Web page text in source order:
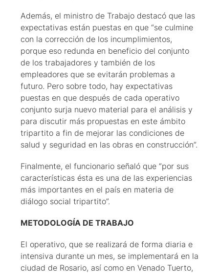
Además, el ministro de Trabajo destacó que las
expectativas están puestas en que “se culmine
con la corrección de los incumplimientos,
porque eso redunda en beneficio del conjunto
de los trabajadores y también de los
empleadores que se evitarán problemas a
futuro. Pero sobre todo, hay expectativas
puestas en que después de cada operativo
conjunto surja nuevo material para el análisis y
para discutir más propuestas en este ámbito
tripartito a fin de mejorar las condiciones de
salud y seguridad en las obras en construcción”.
Finalmente, el funcionario señaló que “por sus
características ésta es una de las experiencias
más importantes en el país en materia de
diálogo social tripartito”.
METODOLOGÍA DE TRABAJO
El operativo, que se realizará de forma diaria e
intensiva durante un mes, se implementará en la
ciudad de Rosario, así como en Venado Tuerto,